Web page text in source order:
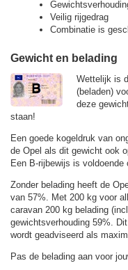
Veilig rijgedrag
Combinatie is
Gewicht en belading
Wettelijk is
(beladen)
deze
staan!
Een goede kogeldruk van
de Opel als dit gewicht ook
Een B-rijbewijs is voldoende
Zonder belading heeft de
van 57%. Met 200 kg voor
caravan 200 kg belading
gewichtsverhouding 59%.
wordt geadviseerd als
Pas de belading aan voor